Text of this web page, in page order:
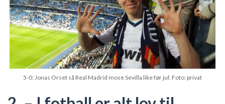
5-0: Jonas Orset så Real Madrid mose Sevilla like før jul. Foto: privat